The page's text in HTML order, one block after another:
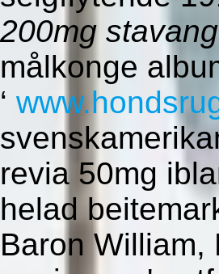
200mg
målkonge
‘
revia 50mg
helad
Baron William,